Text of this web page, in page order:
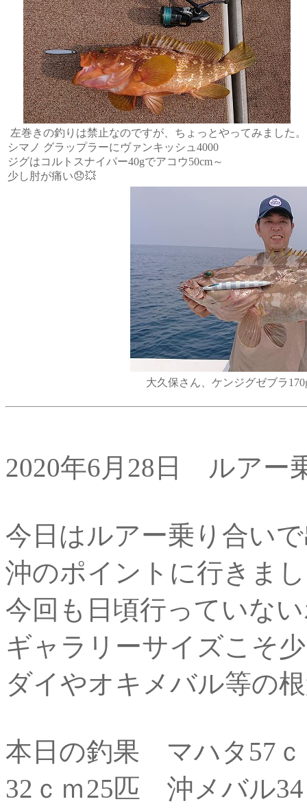
左巻きの釣りは禁止なのですが、ちょっとやってみました。
シマノ グラップラーにヴァンキッシュ4000
ジグはコルトスナイパー40gでアコウ50cm～
少し肘が痛い😞💥
大久保さん、ケンジグゼブラ
2020年6月28日 ルアー
今日はルアー乗り合い
沖のポイントに行きま
今回も日頃行っていな
ギャラリーサイズこそ
ダイやオキメバル等の
本日の釣果 マハタ57
32ｃｍ25匹 沖メバル